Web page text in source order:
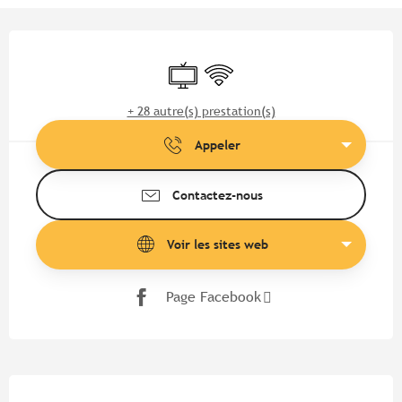
Télévision
WiFi
+ 28 autre(s) prestation(s)
Appeler
Contactez-nous
Voir les sites web
Page Facebook